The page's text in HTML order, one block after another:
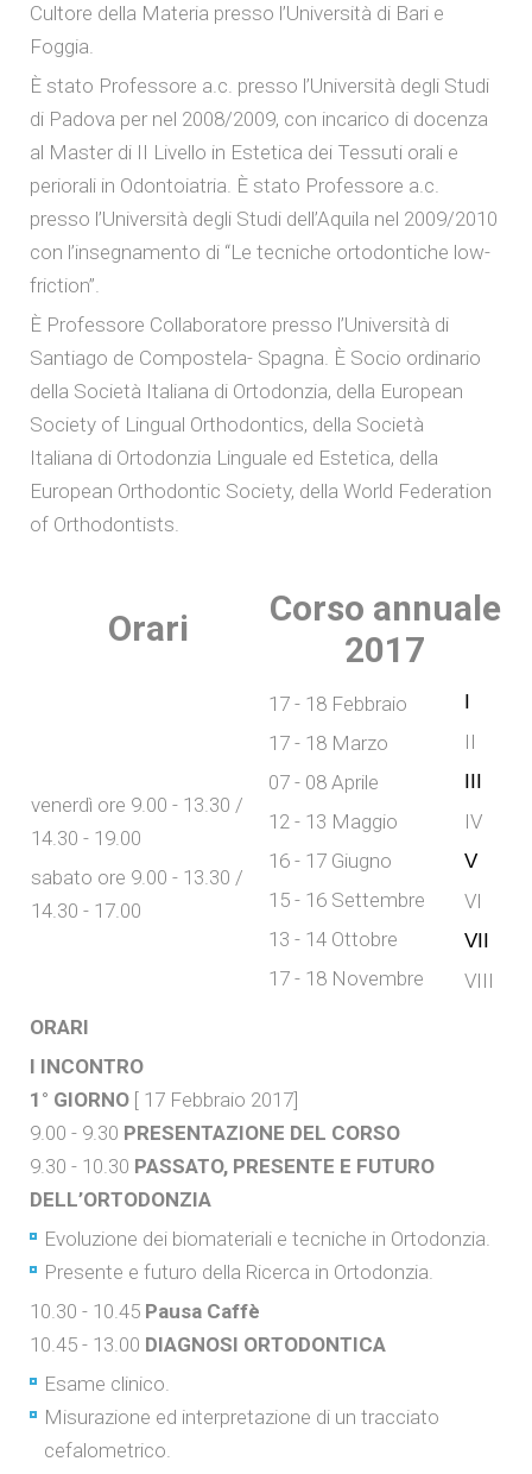
Cultore della Materia presso l’Università di Bari e
Foggia.
È stato Professore a.c. presso l’Università degli Studi
di Padova per nel 2008/2009, con incarico di docenza
al Master di II Livello in Estetica dei Tessuti orali e
periorali in Odontoiatria. È stato Professore a.c.
presso l’Università degli Studi dell’Aquila nel 2009/2010
con l’insegnamento di “Le tecniche ortodontiche low-
friction”.
È Professore Collaboratore presso l’Università di
Santiago de Compostela- Spagna. È Socio ordinario
della Società Italiana di Ortodonzia, della European
Society of Lingual Orthodontics, della Società
Italiana di Ortodonzia Linguale ed Estetica, della
European Orthodontic Society, della World Federation
of Orthodontists.
Orari
Corso annuale
2017
venerdì ore 9.00 - 13.30 /
14.30 - 19.00
sabato ore 9.00 - 13.30 /
14.30 - 17.00
17 - 18 Febbraio
17 - 18 Marzo
07 - 08 Aprile
12 - 13 Maggio
16 - 17 Giugno
15 - 16 Settembre
13 - 14 Ottobre
17 - 18 Novembre
II
IV
V
VI
VII
VIII
ORARI
I INCONTRO
1° GIORNO [ 17 Febbraio 2017]
9.00 - 9.30 PRESENTAZIONE DEL CORSO
9.30 - 10.30 PASSATO, PRESENTE E FUTURO
DELL’ORTODONZIA
Evoluzione dei biomateriali e tecniche in Ortodonzia.
Presente e futuro della Ricerca in Ortodonzia.
10.30 - 10.45 Pausa Caffè
10.45 - 13.00 DIAGNOSI ORTODONTICA
Esame clinico.
Misurazione ed interpretazione di un tracciato
cefalometrico.